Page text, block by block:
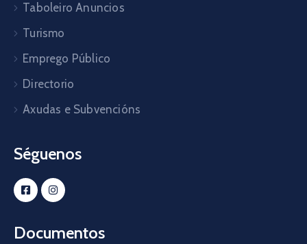
Taboleiro Anuncios
Turismo
Emprego Público
Directorio
Axudas e Subvencións
Séguenos
Documentos